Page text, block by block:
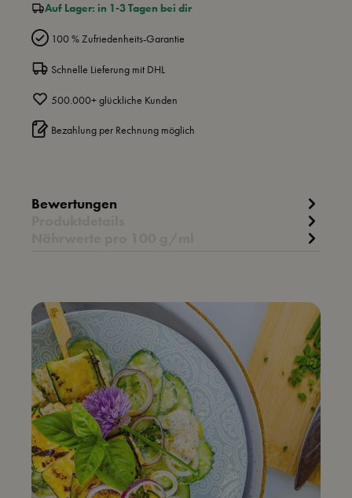
Auf Lager: in 1-3 Tagen bei dir
100 % Zufriedenheits-Garantie
Schnelle Lieferung mit DHL
500.000+ glückliche Kunden
Bezahlung per Rechnung möglich
Bewertungen